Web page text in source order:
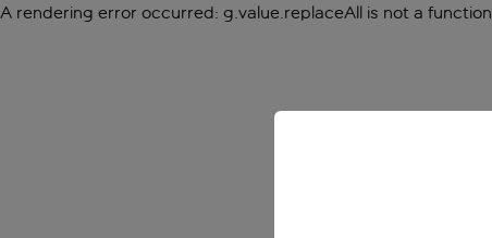
A rendering error occurred: g.value.replaceAll is not a function